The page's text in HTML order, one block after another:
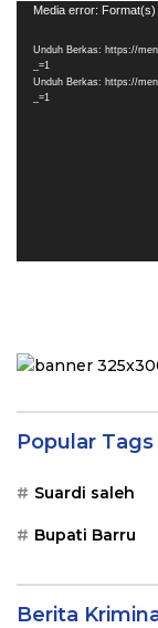
Pemutar
Media error:
Unduh Berkas: https://
_=1
Unduh Berkas: https://
_=1
Popular Tags
Suardi saleh
Bupati Barru
Berita